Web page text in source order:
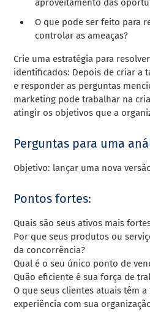
aproveitamento das
O que pode ser feito para
controlar as ameaças?
Crie uma estratégia para
identificados: Depois de criar a
e responder as perguntas
marketing pode trabalhar na
atingir os objetivos que a
Perguntas para uma
Objetivo: lançar uma nova
Pontos fortes:
Quais são seus ativos mais
Por que seus produtos ou
da concorrência?
Qual é o seu único ponto de
Quão eficiente é sua força de
O que seus clientes atuais têm
experiência com sua